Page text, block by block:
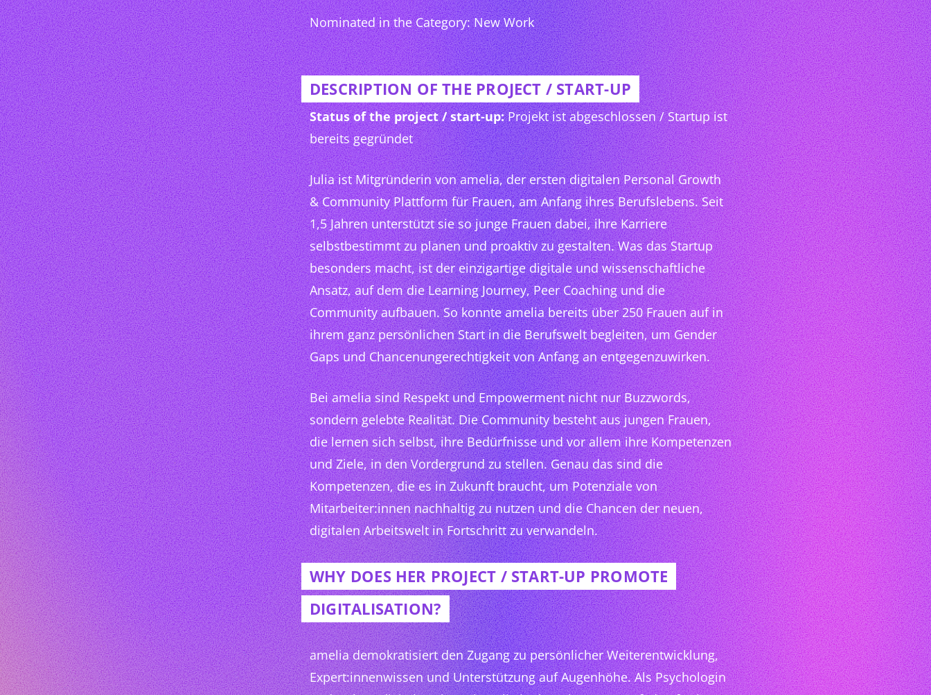
Nominated in the Category: New Work
DESCRIPTION OF THE PROJECT / START-UP
Status of the project / start-up:Projekt ist abgeschlossen / Startup ist
bereits gegründet
Julia ist Mitgründerin von amelia, der ersten digitalen Personal Growth
& Community Plattform für Frauen, am Anfang ihres Berufslebens. Seit
1,5 Jahren unterstützt sie so junge Frauen dabei, ihre Karriere
selbstbestimmt zu planen und proaktiv zu gestalten. Was das Startup
besonders macht, ist der einzigartige digitale und wissenschaftliche
Ansatz, auf dem die Learning Journey, Peer Coaching und die
Community aufbauen. So konnte amelia bereits über 250 Frauen auf in
ihrem ganz persönlichen Start in die Berufswelt begleiten, um Gender
Gaps und Chancenungerechtigkeit von Anfang an entgegenzuwirken.
Bei amelia sind Respekt und Empowerment nicht nur Buzzwords,
sondern gelebte Realität. Die Community besteht aus jungen Frauen,
die lernen sich selbst, ihre Bedürfnisse und vor allem ihre Kompetenzen
und Ziele, in den Vordergrund zu stellen. Genau das sind die
Kompetenzen, die es in Zukunft braucht, um Potenziale von
Mitarbeiter:innen nachhaltig zu nutzen und die Chancen der neuen,
digitalen Arbeitswelt in Fortschritt zu verwandeln.
WHY DOES HER PROJECT / START-UP PROMOTE
DIGITALISATION?
amelia demokratisiert den Zugang zu persönlicher Weiterentwicklung,
Expert:innenwissen und Unterstützung auf Augenhöhe. Als Psychologin